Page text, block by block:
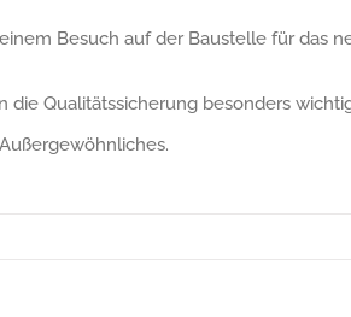
Besuch auf der Baustelle für das
die Qualitätssicherung besonders